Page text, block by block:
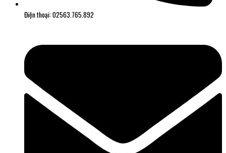
Điện thoại: 02563.765.892